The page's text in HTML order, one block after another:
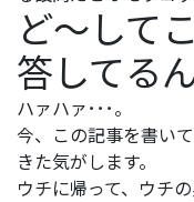
ど～して
答してる
ハァハァ･･･。
今、この記事を書い
きた気がします。
ウチに帰って、ウチ